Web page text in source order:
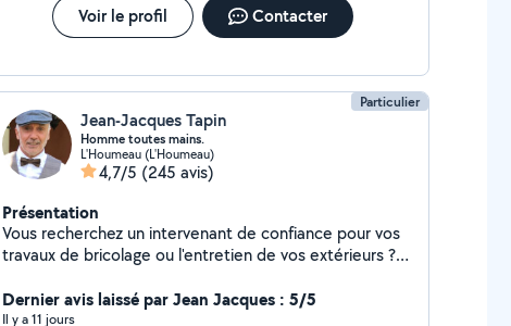
Voir le profil Contacter
Particulier
Jean-Jacques Tapin
Homme toutes mains.
L'Houmeau (L'Houmeau)
4,7/5 (245 avis)
Présentation
Vous recherchez un intervenant de confiance pour vos
travaux de bricolage ou l'entretien de vos extérieurs ?
attention particulière portée aux détails et à la qualité
du travail. Que ce soit pour gagner du temps ou
Dernier avis laissé par Jean Jacques : 5/5
Il y a 11 jours